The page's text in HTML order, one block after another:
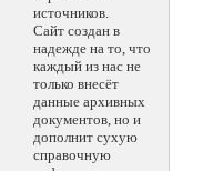
источников.
Сайт создан в
надежде на то, что
каждый из нас не
только внесёт
данные архивных
документов, но и
дополнит сухую
справочную